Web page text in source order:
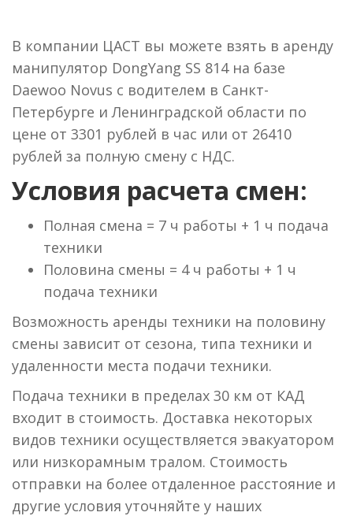
В компании ЦАСТ вы можете взять в аренду
манипулятор DongYang SS 814 на базе
Daewoo Novus с водителем в Санкт-
Петербурге и Ленинградской области по
цене от 3301 рублей в час или от 26410
рублей за полную смену с НДС.
Условия расчета смен:
Полная смена = 7 ч работы + 1 ч подача
техники
Половина смены = 4 ч работы + 1 ч
подача техники
Возможность аренды техники на половину
смены зависит от сезона, типа техники и
удаленности места подачи техники.
Подача техники в пределах 30 км от КАД
входит в стоимость. Доставка некоторых
видов техники осуществляется эвакуатором
или низкорамным тралом. Стоимость
отправки на более отдаленное расстояние и
другие условия уточняйте у наших